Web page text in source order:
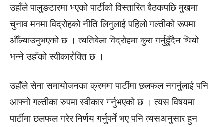
उहाँले पालुङटारमा भएको पार्टीको विस्तारित बैठकपछि मुखमा
चुनाव मनमा विद्रोहको नीति लिनुलाई पहिलो गल्तीको रूपमा
औँल्याउनुभएको छ । त्यतिबेला विद्रोहमा कुरा गर्नुहुँदैन थियो
भन्ने उहाँको स्वीकारोक्ति छ ।
उहाँले सेना समायोजनका क्रममा पार्टीमा छलफल नगर्नुलाई पनि
आफ्नो गल्तीका रुपमा स्वीकार गर्नुभएको छ । त्यस विषयमा
पार्टीमा छलफल गरेर निर्णय गर्नुपर्ने भए पनि त्यसअनुसार हुन